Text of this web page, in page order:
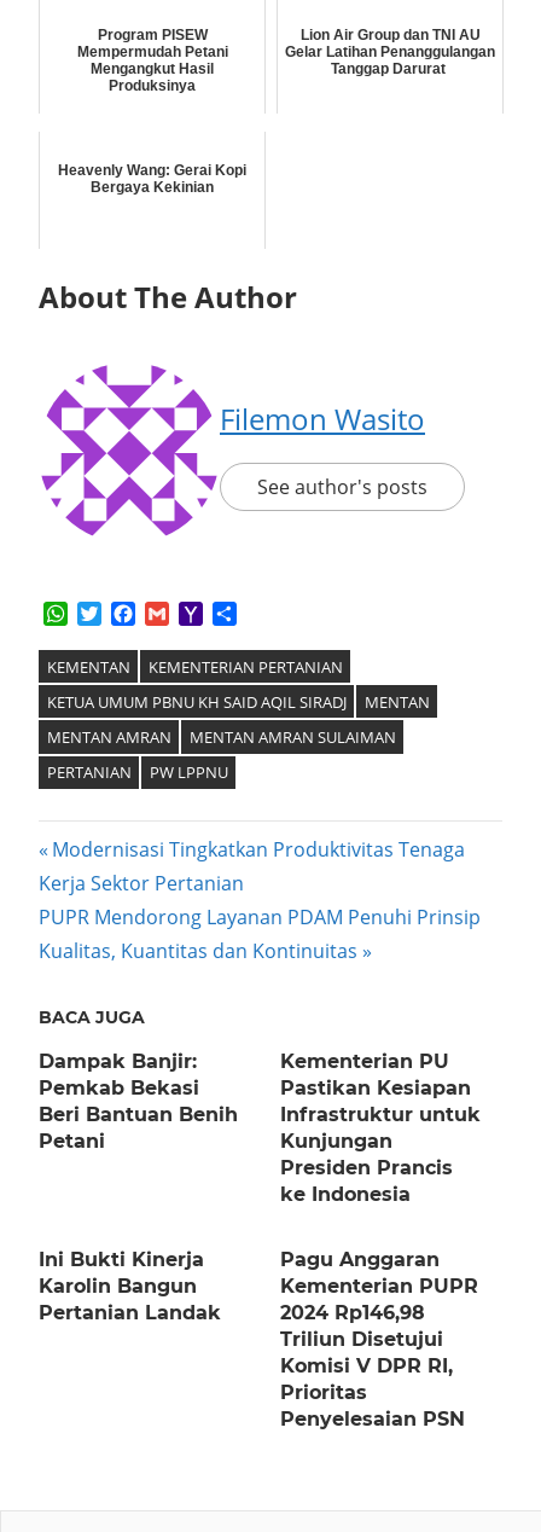
Program PISEW
Mempermudah Petani
Mengangkut Hasil
Produksinya
Lion Air Group dan TNI AU
Gelar Latihan Penanggulangan
Tanggap Darurat
Heavenly Wang: Gerai Kopi
Bergaya Kekinian
About The Author
Filemon Wasito
See author's posts
WhatsApp
TwitterFacebook
GmailYahoo
KEMENTAN
KEMENTERIAN PERTANIAN
KETUA UMUM PBNU KH SAID AQIL SIRADJ
MENTAN
MENTAN AMRAN
MENTAN AMRAN SULAIMAN
PERTANIAN
PW LPPNU
Post
navigation
Previous
Post:
Modernisasi Tingkatkan Produktivitas Tenaga
Kerja Sektor Pertanian
Next
Post:
PUPR Mendorong Layanan PDAM Penuhi Prinsip
Kualitas, Kuantitas dan Kontinuitas
BACA JUGA
Dampak Banjir:
Pemkab Bekasi
Beri Bantuan Benih
Petani
Kementerian PU
Pastikan Kesiapan
Infrastruktur untuk
Kunjungan
Presiden Prancis
ke Indonesia
Ini Bukti Kinerja
Karolin Bangun
Pertanian Landak
Pagu Anggaran
Kementerian PUPR
2024 Rp146,98
Triliun Disetujui
Komisi V DPR RI,
Prioritas
Penyelesaian PSN